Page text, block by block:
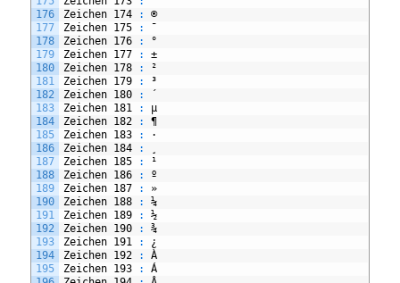
176
177
178
179
180
181
182
183
184
185
186
187
188
189
190
191
192
193
194
195
Zeichen 174 :
®
Zeichen 175 :
¯
Zeichen 176 :
°
Zeichen 177 :
±
Zeichen 178 :
²
Zeichen 179 :
³
Zeichen 180 :
´
Zeichen 181 :
µ
Zeichen 182 :
¶
Zeichen 183 :
·
Zeichen 184 :
Zeichen 185 :
¹
Zeichen 186 :
º
Zeichen 187 :
»
Zeichen 188 :
¼
Zeichen 189 :
½
Zeichen 190 :
¾
Zeichen 191 :
¿
Zeichen 192 :
À
Zeichen 193 :
Á